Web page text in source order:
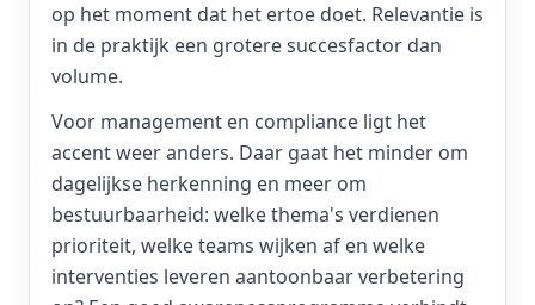
op het moment dat het ertoe doet. Relevantie is
in de praktijk een grotere succesfactor dan
volume.
Voor management en compliance ligt het
accent weer anders. Daar gaat het minder om
dagelijkse herkenning en meer om
bestuurbaarheid: welke thema's verdienen
prioriteit, welke teams wijken af en welke
interventies leveren aantoonbaar verbetering